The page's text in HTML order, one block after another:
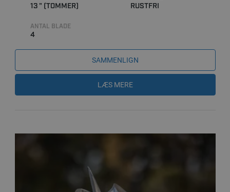
13 " (TOMMER) RUSTFRI
ANTAL BLADE
4
SAMMENLIGN
LÆS MERE